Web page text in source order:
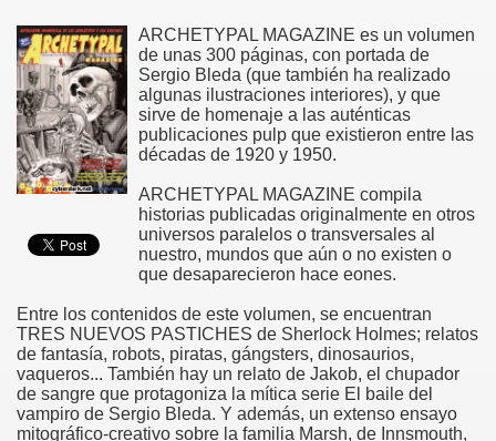
ARCHETYPAL MAGAZINE es un volumen
de unas 300 páginas, con portada de
Sergio Bleda (que también ha realizado
algunas ilustraciones interiores), y que
sirve de homenaje a las auténticas
publicaciones pulp que existieron entre las
décadas de 1920 y 1950.
ARCHETYPAL MAGAZINE compila
historias publicadas originalmente en otros
universos paralelos o transversales al
nuestro, mundos que aún o no existen o
que desaparecieron hace eones.
Entre los contenidos de este volumen, se encuentran
TRES NUEVOS PASTICHES de Sherlock Holmes; relatos
de fantasía, robots, piratas, gángsters, dinosaurios,
vaqueros... También hay un relato de Jakob, el chupador
de sangre que protagoniza la mítica serie El baile del
vampiro de Sergio Bleda. Y además, un extenso ensayo
mitográfico-creativo sobre la familia Marsh, de Innsmouth,